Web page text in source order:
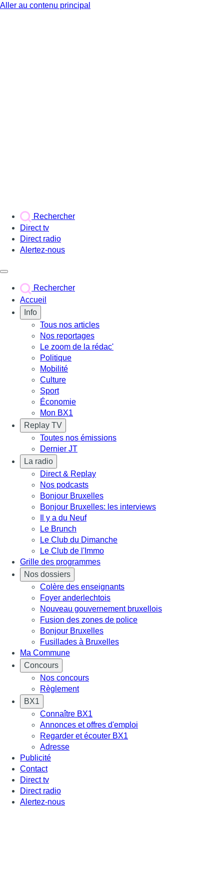
Aller au contenu principal
Rechercher
Direct tv
Direct radio
Alertez-nous
Rechercher
Accueil
Info
Tous nos articles
Nos reportages
Le zoom de la rédac'
Politique
Mobilité
Culture
Sport
Économie
Mon BX1
Replay TV
Toutes nos émissions
Dernier JT
La radio
Direct & Replay
Nos podcasts
Bonjour Bruxelles
Bonjour Bruxelles: les interviews
Il y a du Neuf
Le Brunch
Le Club du Dimanche
Le Club de l'Immo
Grille des programmes
Nos dossiers
Colère des enseignants
Foyer anderlechtois
Nouveau gouvernement bruxellois
Fusion des zones de police
Bonjour Bruxelles
Fusillades à Bruxelles
Ma Commune
Concours
Nos concours
Règlement
BX1
Connaître BX1
Annonces et offres d'emploi
Regarder et écouter BX1
Adresse
Publicité
Contact
Direct tv
Direct radio
Alertez-nous